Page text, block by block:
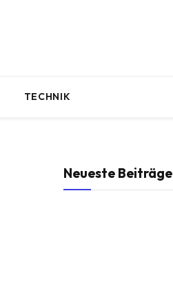
TECHNIK
Neueste Beiträge